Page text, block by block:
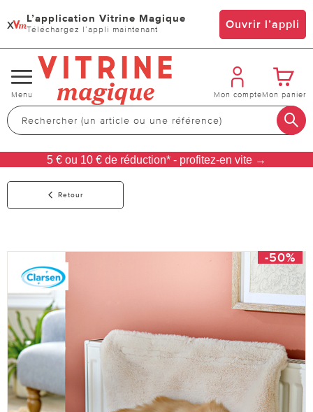
x L’application Vitrine Magique
Téléchargez l’appli maintenant Ouvrir l’appli
Changer
de
navigation
Menu Mon compteMon panier
5 € ou 10 € de réduction* - profitez-en vite →
Retour
-50%